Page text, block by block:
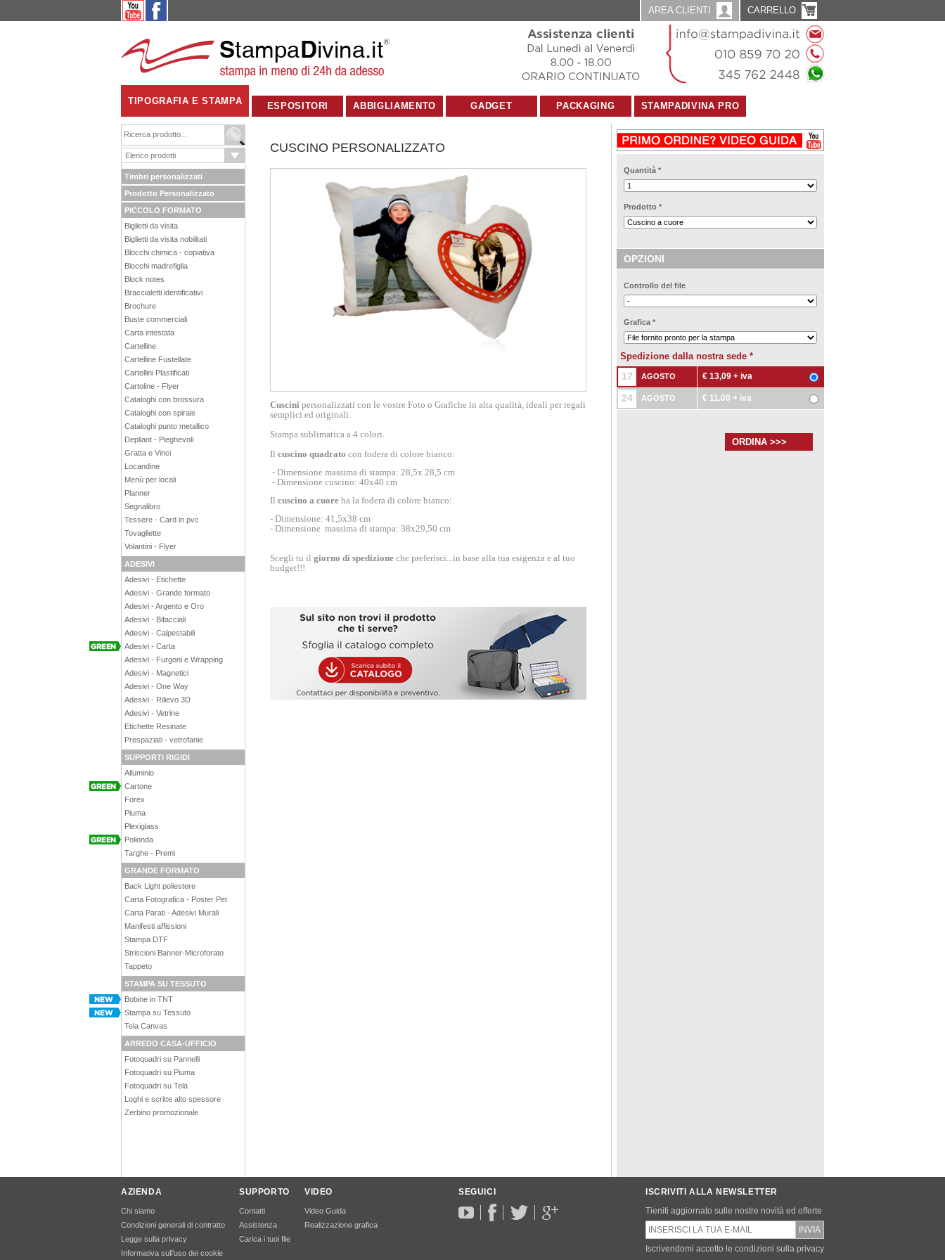
AREA CLIENTI CARRELLO
TIPOGRAFIA E STAMPA ESPOSITORI ABBIGLIAMENTO GADGET PACKAGING STAMPADIVINA PRO
Timbri personalizzati
Prodotto Personalizzato
PICCOLO FORMATO
Biglietti da visita
Biglietti da visita nobilitati
Blocchi chimica - copiativa
Blocchi madrefiglia
Block notes
Braccialetti identificativi
Brochure
Buste commerciali
Carta intestata
Cartelline
Cartelline Fustellate
Cartellini Plastificati
Cartoline - Flyer
Cataloghi con brossura
Cataloghi con spirale
Cataloghi punto metallico
Depliant - Pieghevoli
Gratta e Vinci
Locandine
Menù per locali
Planner
Segnalibro
Tessere - Card in pvc
Tovagliette
Volantini - Flyer
ADESIVI
Adesivi - Etichette
Adesivi - Grande formato
Adesivi - Argento e Oro
Adesivi - Bifacciali
Adesivi - Calpestabili
Adesivi - Carta
Adesivi - Furgoni e Wrapping
Adesivi - Magnetici
Adesivi - One Way
Adesivi - Rilievo 3D
Adesivi - Vetrine
Etichette Resinate
Prespaziati - vetrofanie
SUPPORTI RIGIDI
Alluminio
Cartone
Forex
Piuma
Plexiglass
Polionda
Targhe - Premi
GRANDE FORMATO
Back Light poliestere
Carta Fotografica - Poster Pet
Carta Parati - Adesivi Murali
Manifesti affissioni
Stampa DTF
Striscioni Banner-Microforato
Tappeto
STAMPA SU TESSUTO
Bobine in TNT
Stampa su Tessuto
Tela Canvas
ARREDO CASA-UFFICIO
Fotoquadri su Pannelli
Fotoquadri su Piuma
Fotoquadri su Tela
Loghi e scritte alto spessore
Zerbino promozionale
CUSCINO PERSONALIZZATO
Cuscini personalizzati con le vostre Foto o Grafiche in alta qualità, ideali per regali
semplici ed originali.
Stampa sublimatica a 4 colori.
Il cuscino quadrato con fodera di colore bianco:
- Dimensione massima di stampa: 28,5x 28,5 cm
- Dimensione cuscino: 40x40 cm
Il cuscino a cuore ha la fodera di colore bianco:
- Dimensione: 41,5x38 cm
- Dimensione massima di stampa: 38x29,50 cm
Scegli tu il giorno di spedizione che preferisci...in base alla tua esigenza e al tuo
budget!!!
Quantità *
Prodotto *
OPZIONI
Controllo del file
Grafica *
Spedizione dalla nostra sede *
17 AGOSTO € 13,09 + iva
24 AGOSTO € 11,00 + iva
AZIENDA
Chi siamo
Condizioni generali di contratto
Legge sulla privacy
Informativa sull’uso dei cookie
SUPPORTO
Contatti
Assistenza
Carica i tuoi file
VIDEO
Video Guida
Realizzazione grafica
SEGUICI
ISCRIVITI ALLA NEWSLETTER
Tieniti aggiornato sulle nostre novità ed offerte
Iscrivendomi accetto le condizioni sulla privacy